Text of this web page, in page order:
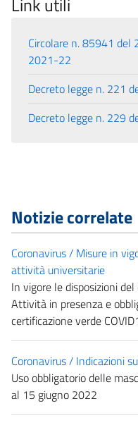
Link utili
Circolare n. 85941
2021-22
Decreto legge n. 221
Decreto legge n. 229
Notizie correlate
Coronavirus / Misure in
attività universitarie
In vigore le disposizioni
Attività in presenza e
certificazione verde
Coronavirus / Indicazioni
Uso obbligatorio delle
al 15 giugno 2022